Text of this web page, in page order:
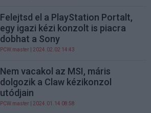
Felejtsd el a PlayStation Portalt,
egy igazi kézi konzolt is piacra
dobhat a Sony
PCW.master | 2024.02.02 14:43
Nem vacakol az MSI, máris
dolgozik a Claw kézikonzol
utódjain
PCW.master | 2024.01.14 08:58